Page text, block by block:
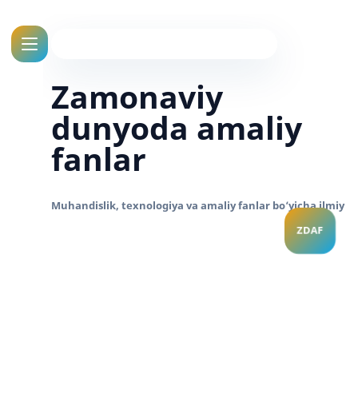
Zamonaviy
dunyoda amaliy
fanlar